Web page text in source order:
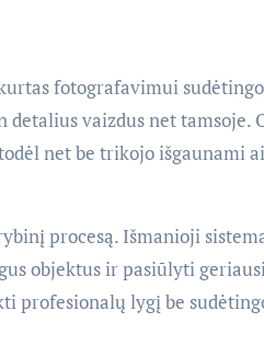
fotografavimui
detalius vaizdus net tamsoje.
net be trikojo išgaunami
procesą. Išmanioji
objektus ir pasiūlyti
profesionalų lygį be